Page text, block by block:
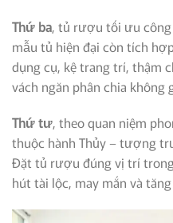
Thứ ba, tủ rượu tối ưu
mẫu tủ hiện đại còn tích
dụng cụ, kệ trang trí, thậm
vách ngăn phân chia không
Thứ tư, theo quan niệm
thuộc hành Thủy – tượng
Đặt tủ rượu đúng vị trí
hút tài lộc, may mắn và